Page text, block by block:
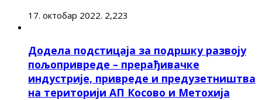
17. октобар 2022. 2,223
Додела подстицаја за подршку развоју
пољопривреде – прерађивачке
индустрије, привреде и предузетништва
на територији АП Косово и Метохија